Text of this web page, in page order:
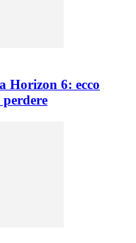
Horizon 6: ecco